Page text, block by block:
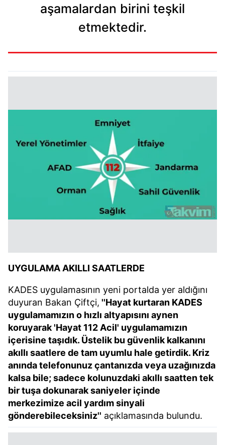
aşamalardan birini teşkil
etmektedir.
UYGULAMA AKILLI SAATLERDE
KADES uygulamasının yeni portalda yer aldığını
duyuran Bakan Çiftçi, ''Hayat kurtaran KADES
uygulamamızın o hızlı altyapısını aynen
koruyarak 'Hayat 112 Acil' uygulamamızın
içerisine taşıdık. Üstelik bu güvenlik kalkanını
akıllı saatlere de tam uyumlu hale getirdik. Kriz
anında telefonunuz çantanızda veya uzağınızda
kalsa bile; sadece kolunuzdaki akıllı saatten tek
bir tuşa dokunarak saniyeler içinde
merkezimize acil yardım sinyali
gönderebileceksiniz'' açıklamasında bulundu.